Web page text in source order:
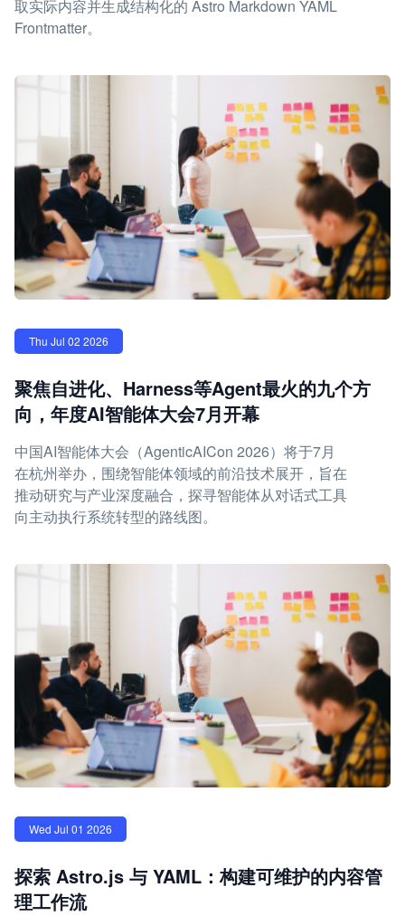
取实际内容并生成结构化的 Astro Markdown YAML
Frontmatter。
Thu Jul 02 2026
聚焦自进化、Harness等Agent最火的九个方
向，年度AI智能体大会7月开幕
中国AI智能体大会（AgenticAICon 2026）将于7月
在杭州举办，围绕智能体领域的前沿技术展开，旨在
推动研究与产业深度融合，探寻智能体从对话式工具
向主动执行系统转型的路线图。
Wed Jul 01 2026
探索 Astro.js 与 YAML：构建可维护的内容管
理工作流